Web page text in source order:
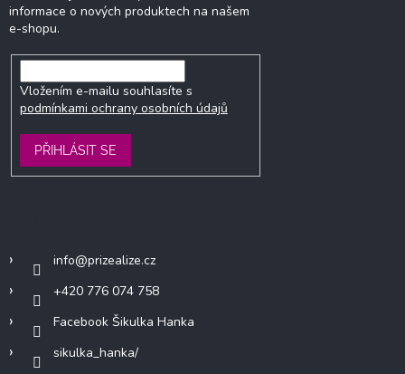
informace o nových produktech na našem
e-shopu.
Vložením e-mailu souhlasíte s
podmínkami ochrany osobních údajů
PŘIHLÁSIT SE
info@prizealize.cz
+420 776 074 758
Facebook Šikulka Hanka
sikulka_hanka/